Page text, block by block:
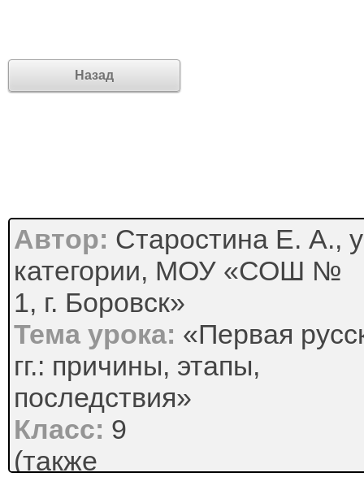
Назад
Автор: Старостина Е. А.,
категории, МОУ «СОШ №
1, г. Боровск»
Тема урока: «Первая
гг.: причины, этапы,
последствия»
Класс: 9
(также